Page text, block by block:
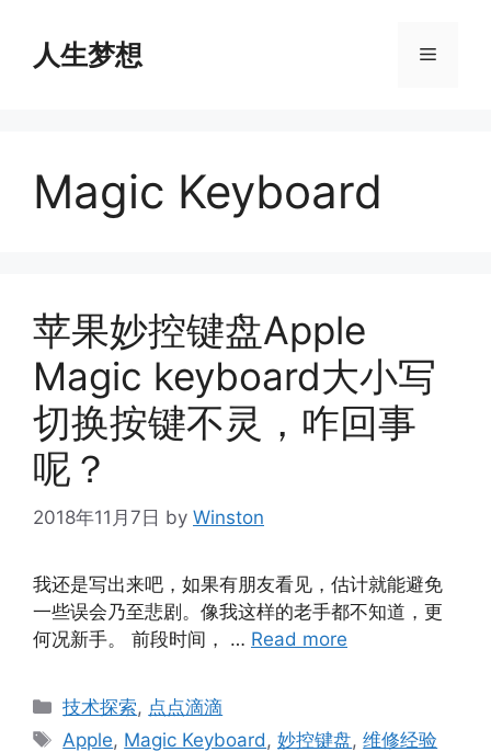
content人生梦想 Menu
Magic Keyboard
苹果妙控键盘Apple
Magic keyboard大小写
切换按键不灵，咋回事
呢？
2018年11月7日 by Winston
我还是写出来吧，如果有朋友看见，估计就能避免
一些误会乃至悲剧。像我这样的老手都不知道，更
何况新手。 前段时间， … Read more
Categories
技术探索, 点点滴滴
Tags
Apple, Magic Keyboard ,妙控键盘,维修经验